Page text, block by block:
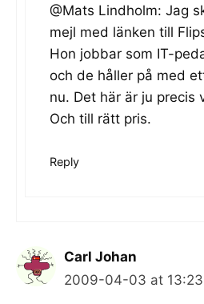
@Mats Lindholm: Jag
mejl med länken till
Hon jobbar som IT-
och de håller på med
nu. Det här är ju precis
Och till rätt pris.
Reply
Carl Johan
2009-04-03 at 13:23